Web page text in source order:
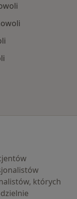
których